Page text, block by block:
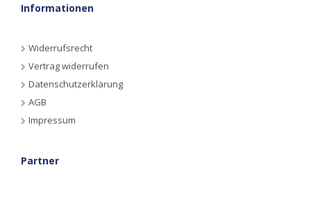
Informationen
Widerrufsrecht
Vertrag widerrufen
Datenschutzerklärung
AGB
Impressum
Partner